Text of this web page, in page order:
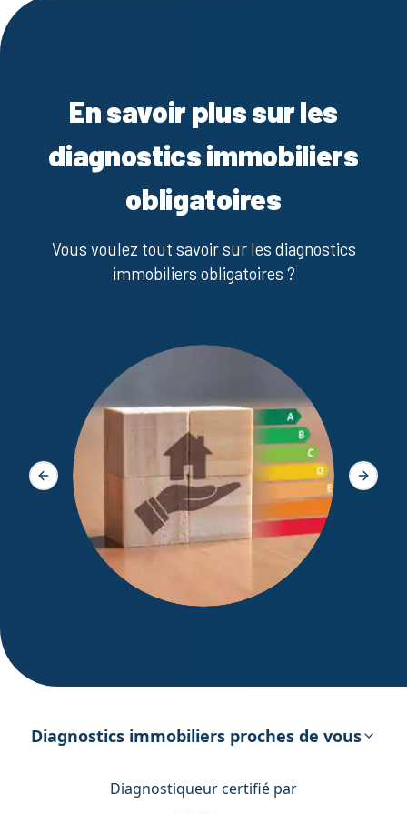
En savoir plus sur les
diagnostics immobiliers
obligatoires
Vous voulez tout savoir sur les diagnostics
immobiliers obligatoires ?
énergétique
Slide précédente Slide
Diagnostics immobiliers proches de vous
Diagnostiqueur certifié par